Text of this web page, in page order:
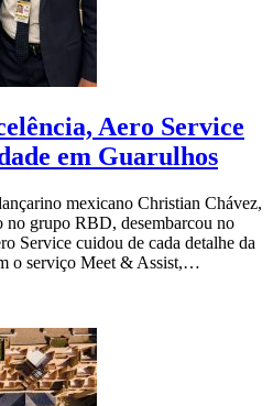
Aero Service
em Guarulhos
mexicano Christian Chávez,
no grupo RBD, desembarcou no
Service cuidou de cada detalhe da
o serviço Meet & Assist,…